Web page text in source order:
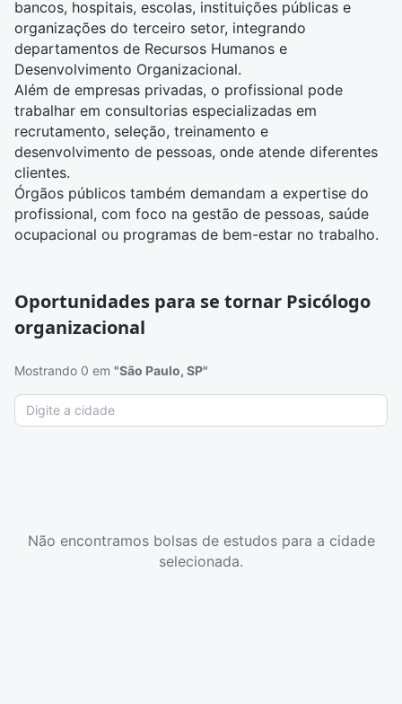
bancos, hospitais, escolas, instituições públicas e
organizações do terceiro setor, integrando
departamentos de Recursos Humanos e
Desenvolvimento Organizacional.
Além de empresas privadas, o profissional pode
trabalhar em consultorias especializadas em
recrutamento, seleção, treinamento e
desenvolvimento de pessoas, onde atende diferentes
clientes.
Órgãos públicos também demandam a expertise do
profissional, com foco na gestão de pessoas, saúde
ocupacional ou programas de bem-estar no trabalho.
Oportunidades para se tornar Psicólogo
organizacional
Mostrando 0 em "São Paulo, SP"
Não encontramos bolsas de estudos para a cidade
selecionada.